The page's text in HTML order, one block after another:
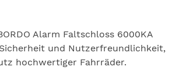
Alarm Faltschloss 6000KA
und Nutzerfreundlichkeit,
hochwertiger Fahrräder.